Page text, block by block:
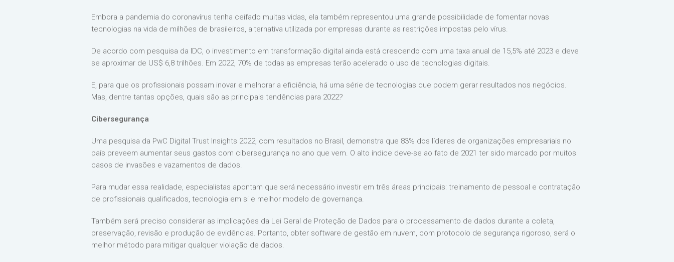
Embora a pandemia do coronavírus tenha ceifado muitas vidas, ela também representou uma grande possibilidade de fomentar novas
tecnologias na vida de milhões de brasileiros, alternativa utilizada por empresas durante as restrições impostas pelo vírus.
De acordo com pesquisa da IDC, o investimento em transformação digital ainda está crescendo com uma taxa anual de 15,5% até 2023 e deve
se aproximar de US$ 6,8 trilhões. Em 2022, 70% de todas as empresas terão acelerado o uso de tecnologias digitais.
E, para que os profissionais possam inovar e melhorar a eficiência, há uma série de tecnologias que podem gerar resultados nos negócios.
Mas, dentre tantas opções, quais são as principais tendências para 2022?
Cibersegurança
Uma pesquisa da PwC Digital Trust Insights 2022, com resultados no Brasil, demonstra que 83% dos líderes de organizações empresariais no
país preveem aumentar seus gastos com cibersegurança no ano que vem. O alto índice deve-se ao fato de 2021 ter sido marcado por muitos
casos de invasões e vazamentos de dados.
Para mudar essa realidade, especialistas apontam que será necessário investir em três áreas principais: treinamento de pessoal e contratação
de profissionais qualificados, tecnologia em si e melhor modelo de governança.
Também será preciso considerar as implicações da Lei Geral de Proteção de Dados para o processamento de dados durante a coleta,
preservação, revisão e produção de evidências. Portanto, obter software de gestão em nuvem, com protocolo de segurança rigoroso, será o
melhor método para mitigar qualquer violação de dados.